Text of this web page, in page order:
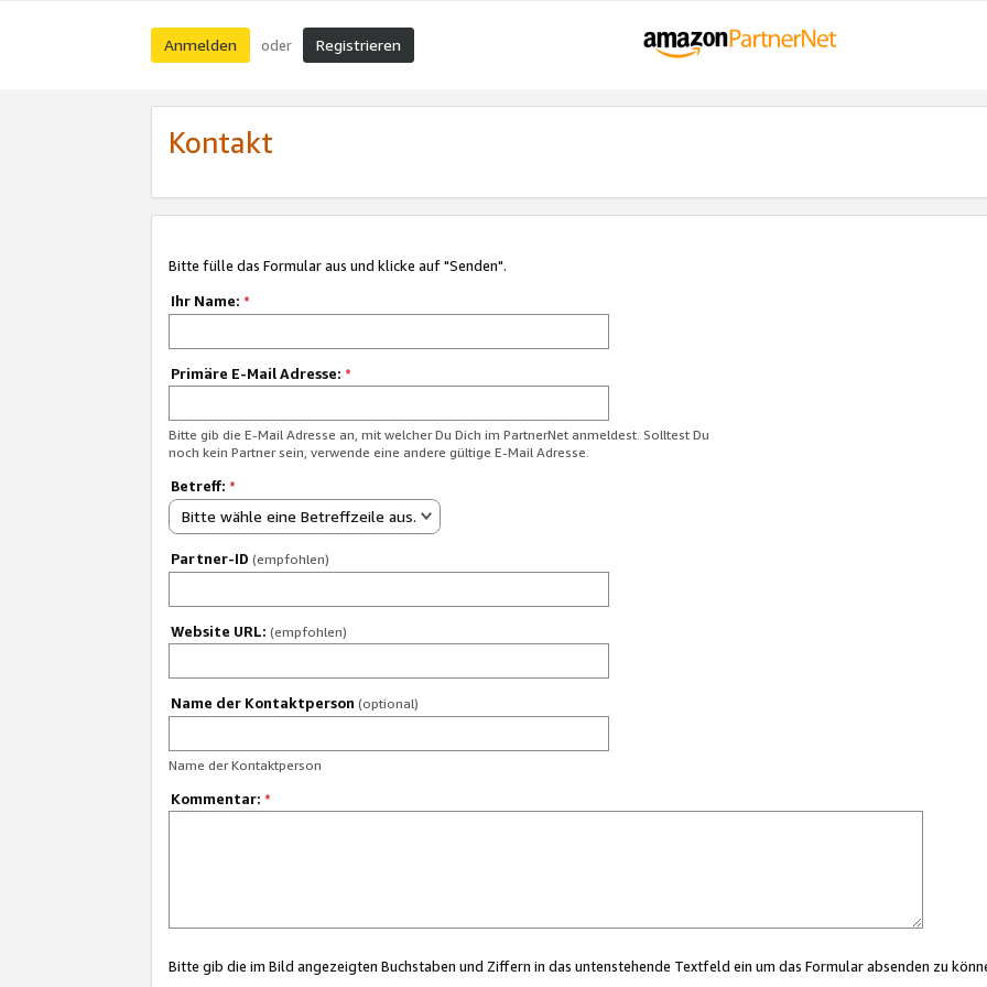
Anmelden oder Registrieren
Kontakt
Bitte fülle das Formular aus und klicke auf "Senden".
Ihr Name: *
Primäre E-Mail Adresse: *
Bitte gib die E-Mail Adresse an, mit welcher Du Dich im PartnerNet anmeldest. Solltest Du
noch kein Partner sein, verwende eine andere gültige E-Mail Adresse.
Betreff: *
Bitte wähle eine Betreffzeile aus.
Partner-ID (empfohlen)
Website URL: (empfohlen)
Name der Kontaktperson (optional)
Name der Kontaktperson
Kommentar: *
Bitte gib die im Bild angezeigten Buchstaben und Ziffern in das untenstehende Textfeld ein um das Formular absenden zu